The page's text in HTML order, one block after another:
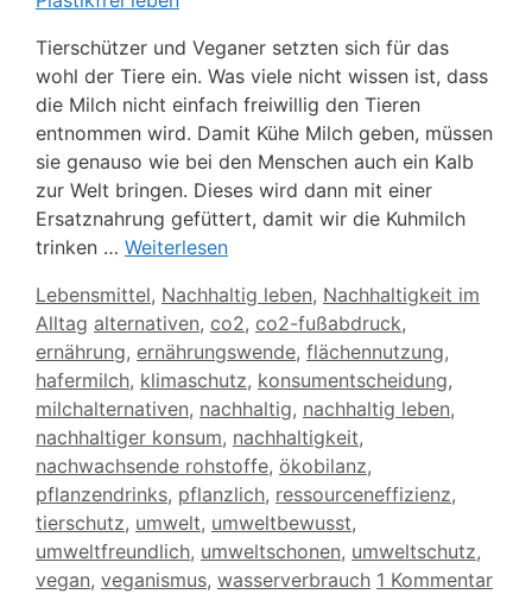
Tierschützer und Veganer setzten sich für das
wohl der Tiere ein. Was viele nicht wissen ist, dass
die Milch nicht einfach freiwillig den Tieren
entnommen wird. Damit Kühe Milch geben, müssen
sie genauso wie bei den Menschen auch ein Kalb
zur Welt bringen. Dieses wird dann mit einer
Ersatznahrung gefüttert, damit wir die Kuhmilch
trinken … Weiterlesen
Kategorien
Lebensmittel, Nachhaltig leben, Nachhaltigkeit im
Alltag Schlagwörter
alternativen, co2, co2-fußabdruck,
ernährung, ernährungswende, flächennutzung,
hafermilch, klimaschutz, konsumentscheidung,
milchalternativen, nachhaltig, nachhaltig leben,
nachhaltiger konsum, nachhaltigkeit,
nachwachsende rohstoffe, ökobilanz,
pflanzendrinks, pflanzlich, ressourceneffizienz,
tierschutz, umwelt, umweltbewusst,
umweltfreundlich, umweltschonen, umweltschutz,
vegan, veganismus, wasserverbrauch 1 Kommentar